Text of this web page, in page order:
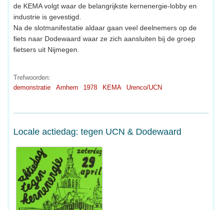
de KEMA volgt waar de belangrijkste kernenergie-lobby en
industrie is gevestigd.
Na de slotmanifestatie aldaar gaan veel deelnemers op de
fiets naar Dodewaard waar ze zich aansluiten bij de groep
fietsers uit Nijmegen.
Trefwoorden:
demonstratie
Arnhem 1978 KEMA Urenco/UCN
Locale actiedag: tegen UCN & Dodewaard